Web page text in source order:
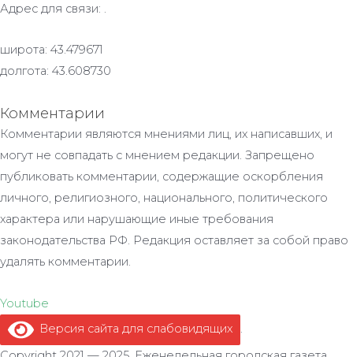
Адрес для связи: .
широта: 43.479671
долгота: 43.608730
Комментарии
Комментарии являются мнениями лиц, их написавших, и
могут не совпадать с мнением редакции. Запрещено
публиковать комментарии, содержащие оскорбления
личного, религиозного, национального, политического
характера или нарушающие иные требования
законодательства РФ. Редакция оставляет за собой право
удалять комментарии.
Youtube
Версия сайта для слабовидящих
.